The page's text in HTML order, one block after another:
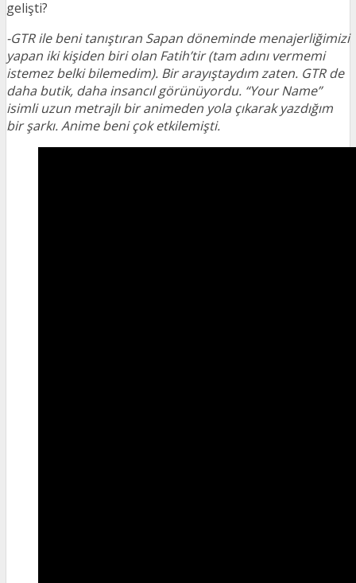
gelişti?
-GTR ile beni tanıştıran Sapan döneminde menajerliğimizi
yapan iki kişiden biri olan Fatih’tir (tam adını vermemi
istemez belki bilemedim). Bir arayıştaydım zaten. GTR de
daha butik, daha insancıl görünüyordu. “Your Name”
isimli uzun metrajlı bir animeden yola çıkarak yazdığım
bir şarkı. Anime beni çok etkilemişti.